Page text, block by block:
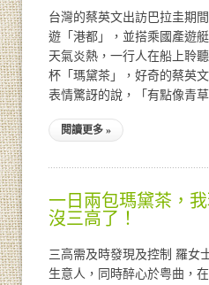
台灣的蔡英文出訪巴拉圭期
遊「港都」，並搭乘國產遊
天氣炎熱，一行人在船上聆
杯「瑪黛茶」，好奇的蔡英
表情驚訝的說，「有點像青
閱讀更多 »
一日兩包瑪黛茶，
沒三高了！
三高需及時發現及控制 羅女
生意人，同時醉心於粤曲，